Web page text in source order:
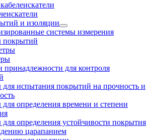
и изоляции
системы измерения
для контроля
испытания покрытий на прочность и
определения времени и степени
определения устойчивости покрытия
царапанием